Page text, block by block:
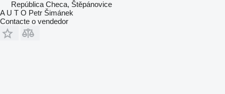
República Checa, Štěpánovice
A U T O Petr Šimánek
Contacte o vendedor